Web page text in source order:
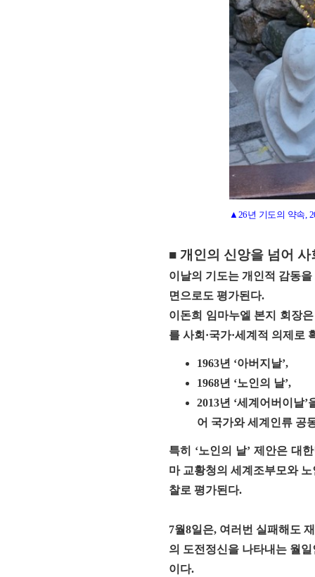
▲26년 기도의 약속,
■ 개인의 신앙을 넘어 사
이날의 기도는 개인적 감동
면으로도 평가된다.
이돈희 임마누엘 본지 회장
를 사회·국가·세계적 의제로
1963년 ‘아버지날’,
1968년 ‘노인의 날’,
2013년 ‘세계어버이날
어 국가와 세계인류 공
특히 ‘노인의 날’ 제안은 대
마 교황청의 세계조부모와
찰로 평가된다.
7월8일은, 여러번 실패해도
의 도전정신을 나타내는 월
이다.